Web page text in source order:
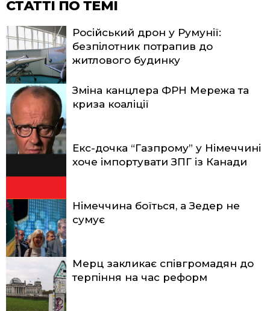
СТАТТІ ПО ТЕМІ
Російський дрон у Румунії:
безпілотник потрапив до
житлового будинку
Зміна канцлера ФРН Мережа та
криза коаліції
Екс-дочка “Газпрому” у Німеччині
хоче імпортувати ЗПГ із Канади
Німеччина боїться, а Зедер не
сумує
Мерц закликає співгромадян до
терпіння на час реформ